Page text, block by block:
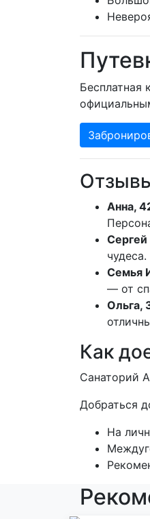
Бесплатная
Анна,
Сергей
Семья
— от
Ольга,
Как
Санаторий
Добраться
На